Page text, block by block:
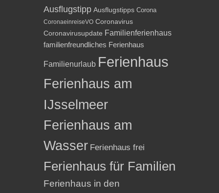
Ausflugstipp Ausflugstipps Corona
CoronaeinreiseVO Coronavirus
Coronavirusupdate Familienferienhaus
familienfreundliches Ferienhaus
Familienurlaub Ferienhaus
Ferienhaus am
IJsselmeer
Ferienhaus am
Wasser Ferienhaus frei
Ferienhaus für Familien
Ferienhaus in den